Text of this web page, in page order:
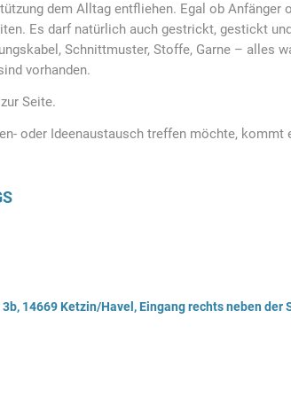
dem Alltag entfliehen. Egal ob Anfänger
Es darf natürlich auch gestrickt, gestickt
Schnittmuster, Stoffe, Garne – alles
vorhanden.
Seite.
oder Ideenaustausch treffen möchte,
14669 Ketzin/Havel, Eingang rechts neben der